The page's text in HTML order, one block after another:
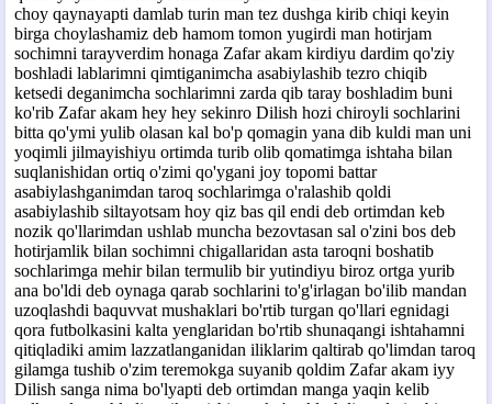
choy qaynayapti damlab turin man tez dushga kirib chiqi keyin
birga choylashamiz deb hamom tomon yugirdi man hotirjam
sochimni tarayverdim honaga Zafar akam kirdiyu dardim qo'ziy
boshladi lablarimni qimtiganimcha asabiylashib tezro chiqib
ketsedi deganimcha sochlarimni zarda qib taray boshladim buni
ko'rib Zafar akam hey hey sekinro Dilish hozi chiroyli sochlarini
bitta qo'ymi yulib olasan kal bo'p qomagin yana dib kuldi man uni
yoqimli jilmayishiyu ortimda turib olib qomatimga ishtaha bilan
suqlanishidan ortiq o'zimi qo'ygani joy topomi battar
asabiylashganimdan taroq sochlarimga o'ralashib qoldi
asabiylashib siltayotsam hoy qiz bas qil endi deb ortimdan keb
nozik qo'llarimdan ushlab muncha bezovtasan sal o'zini bos deb
hotirjamlik bilan sochimni chigallaridan asta taroqni boshatib
sochlarimga mehir bilan termulib bir yutindiyu biroz ortga yurib
ana bo'ldi deb oynaga qarab sochlarini to'g'irlagan bo'ilib mandan
uzoqlashdi baquvvat mushaklari bo'rtib turgan qo'llari egnidagi
qora futbolkasini kalta yenglaridan bo'rtib shunaqangi ishtahamni
qitiqladiki amim lazzatlanganidan iliklarim qaltirab qo'limdan taroq
gilamga tushib o'zim teremokga suyanib qoldim Zafar akam iyy
Dilish sanga nima bo'lyapti deb ortimdan manga yaqin kelib